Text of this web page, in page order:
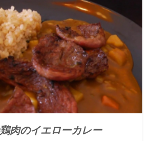
肉のイエローカレー